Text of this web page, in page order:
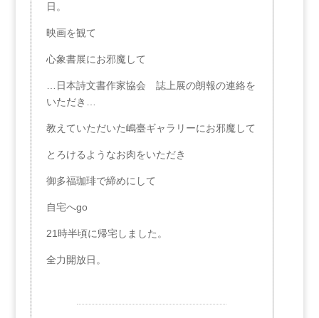
日。
映画を観て
心象書展にお邪魔して
…日本詩文書作家協会 誌上展の朗報の連絡を
いただき…
教えていただいた嶋臺ギャラリーにお邪魔して
とろけるようなお肉をいただき
御多福珈琲で締めにして
自宅へgo
21時半頃に帰宅しました。
全力開放日。